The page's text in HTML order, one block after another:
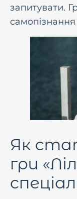
запитувати.
Як
гри